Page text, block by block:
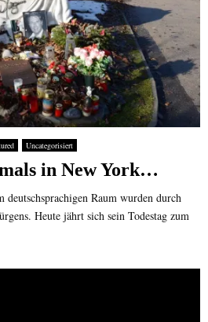
Uncategorisiert
in New York…
deutschsprachigen Raum wurden durch
Heute jährt sich sein Todestag zum